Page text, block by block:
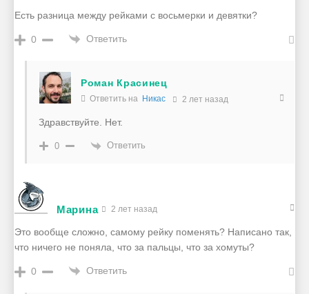
Есть разница между рейками с восьмерки и девятки?
0 Ответить
Роман Красинец
Ответить на Никас 2 лет назад
Здравствуйте. Нет.
0 Ответить
Марина 2 лет назад
Это вообще сложно, самому рейку поменять? Написано так,
что ничего не поняла, что за пальцы, что за хомуты?
0 Ответить